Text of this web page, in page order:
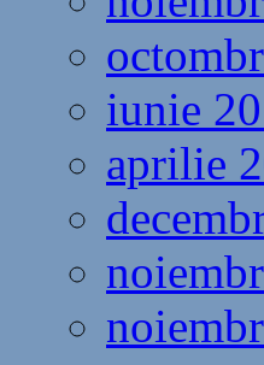
iunie
aprilie